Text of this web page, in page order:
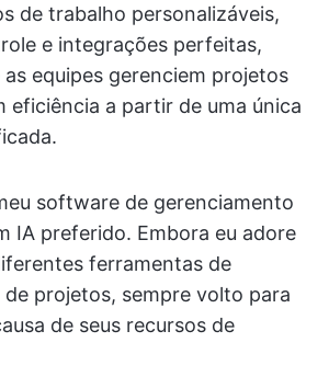
de trabalho personalizáveis,
e integrações perfeitas,
equipes gerenciem projetos
eficiência a partir de uma única
software de gerenciamento
IA preferido. Embora eu adore
ferramentas de
projetos, sempre volto para
de seus recursos de